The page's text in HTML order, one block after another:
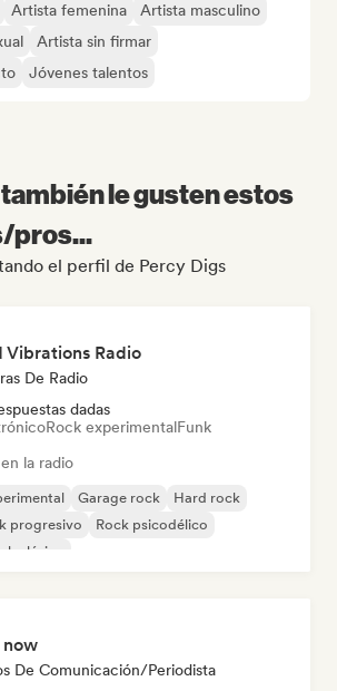
Artista femenina
Artista masculino
Artista sin firmar
Jóvenes talentos
le gusten estos
pros...
el perfil de Percy Digs
Vibrations Radio
De Radio
dadas
Rock experimentalFunk
la radio
Garage rock
Hard rock
progresivo
Rock psicodélico
clásico
now
De Comunicación/Periodista